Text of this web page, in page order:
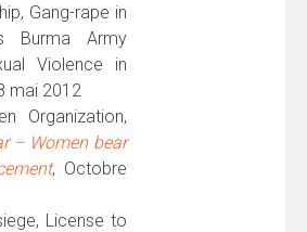
Gang-rape in
Burma Army
Violence in
mai 2012
Organization,
– Women bear
, Octobre
License to